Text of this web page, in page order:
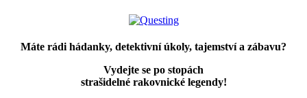
Máte rádi hádanky, detektivní úkoly, tajemství a zábavu?
Vydejte se po stopách
strašidelné rakovnické legendy!